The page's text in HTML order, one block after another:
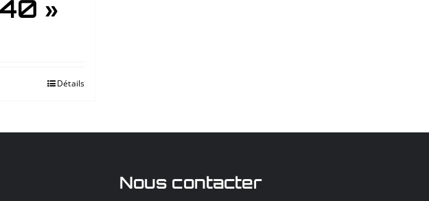
»
Détails
Nous contacter